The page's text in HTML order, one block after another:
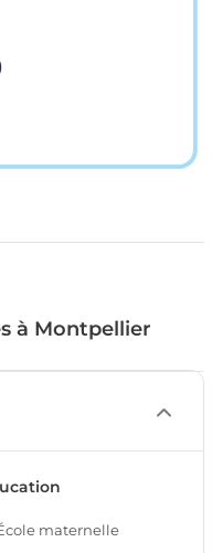
à Montpellier
maternelle